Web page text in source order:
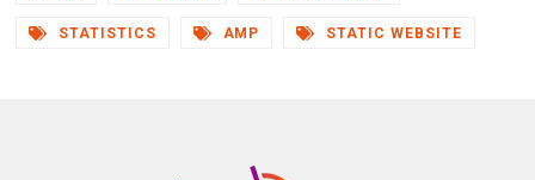
STATISTICS AMP STATIC WEBSITE